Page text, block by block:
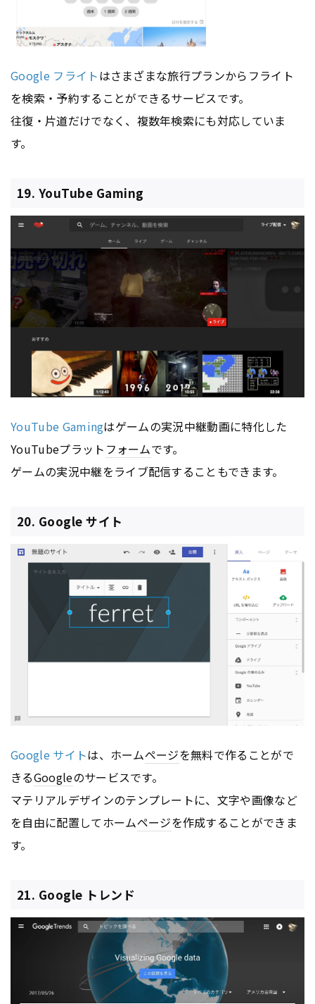
Google フライトはさまざまな旅行プランからフライト
を検索・予約することができるサービスです。
往復・片道だけでなく、複数年検索にも対応していま
す。
19. YouTube Gaming
YouTube Gamingはゲームの実況中継動画に特化した
YouTubeプラット フォームです。
ゲームの実況中継をライブ配信することもできます。
20. Google サイト
Google サイトは、ホームページを無料で作ることがで
きるGoogleのサービスです。
マテリアルデザインのテンプレートに、文字や画像など
を自由に配置してホームページを作成することができま
す。
21. Google トレンド